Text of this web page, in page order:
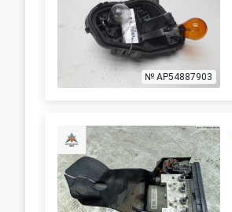
№ AP54887903